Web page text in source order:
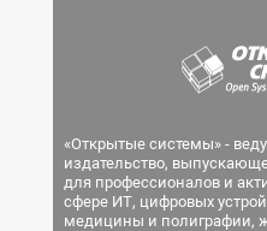
«Открытые системы» -
издательство,
для профессионалов и
сфере ИТ, цифровых
медицины и полиграфии,